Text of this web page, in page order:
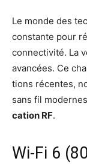
Le monde des
constante pour
connec­ti­vi­té. La
avan­cées. Ce
tions récentes,
sans fil
ca­tion RF.
Wi-Fi 6